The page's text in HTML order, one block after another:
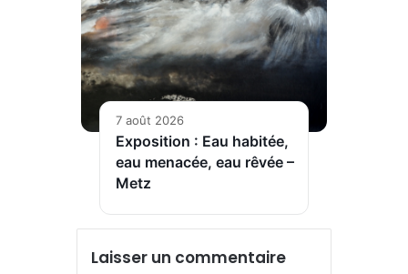
7 août 2026
Exposition : Eau habitée,
eau menacée, eau rêvée –
Metz
Laisser un commentaire